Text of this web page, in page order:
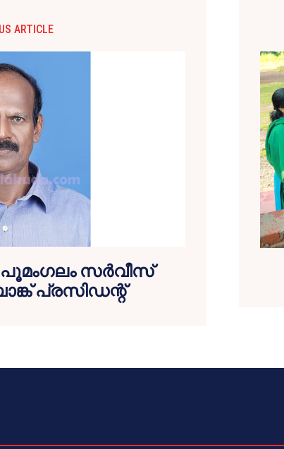
ARTICLE
പൂമംഗലം സര്‍വീസ്
പ്രസിഡന്റ്